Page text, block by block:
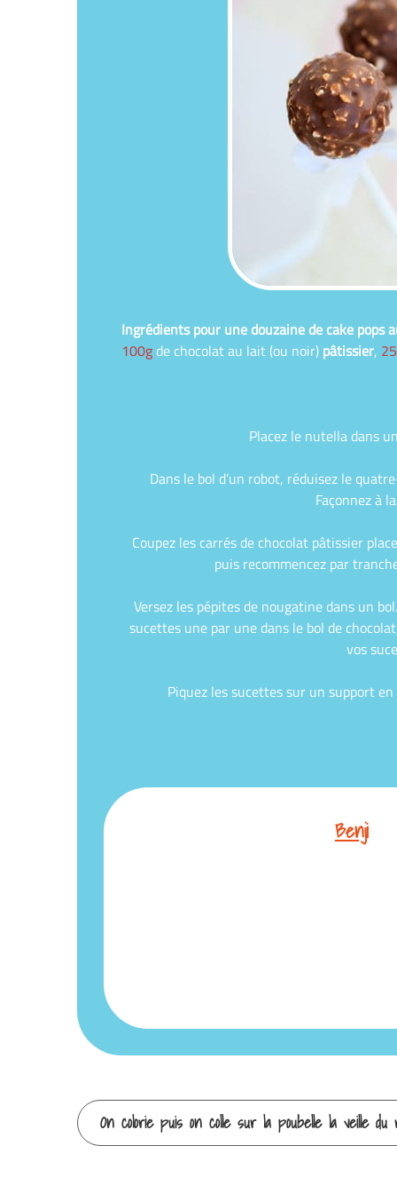
Ingrédients pour une douzaine de cake pops
100gde chocolat au lait (ou noir) pâtissier,
Placez le nutella dans
Dans le bol d’un robot, réduisez le
Façonnez à
Coupez les carrés de chocolat pâtissier
puis recommencez par
Versez les pépites de nougatine dans un
sucettes une par une dans le bol de
vos
Piquez les sucettes sur un support
Benji
Continuer
On colorie puis on colle sur la poubelle la veille du